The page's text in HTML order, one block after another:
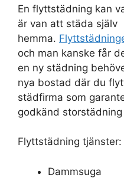
En flyttstädning kan
är van att städa själv
hemma.
och man kanske får
en ny städning
nya bostad där du
städfirma som
godkänd
Flyttstädning tjänster:
Dammsuga